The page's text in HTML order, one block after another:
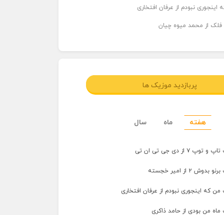
اینجوری نبودم از عرفان افتخاری
فلک از محمد میوه چیان
پربازدید موزیک ها
هفته ماه سال
۷ از دی جی تی ان تی
۲ از امیر خجسته
من که اینجوری نبودم از عرفان افتخاری
ماه من بودی از حامد ذاکری